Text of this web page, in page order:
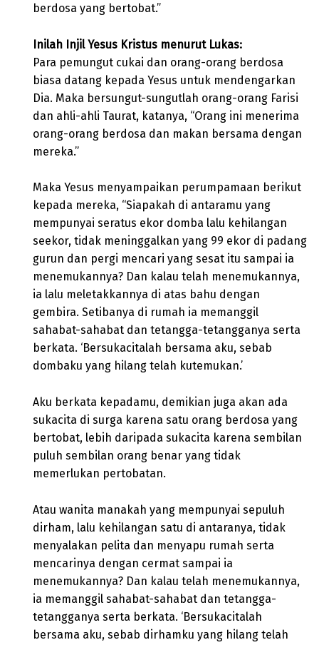
berdosa yang bertobat.”
Inilah Injil Yesus Kristus menurut Lukas:
Para pemungut cukai dan orang-orang berdosa
biasa datang kepada Yesus untuk mendengarkan
Dia. Maka bersungut-sungutlah orang-orang Farisi
dan ahli-ahli Taurat, katanya, “Orang ini menerima
orang-orang berdosa dan makan bersama dengan
mereka.”
Maka Yesus menyampaikan perumpamaan berikut
kepada mereka, “Siapakah di antaramu yang
mempunyai seratus ekor domba lalu kehilangan
seekor, tidak meninggalkan yang 99 ekor di padang
gurun dan pergi mencari yang sesat itu sampai ia
menemukannya? Dan kalau telah menemukannya,
ia lalu meletakkannya di atas bahu dengan
gembira. Setibanya di rumah ia memanggil
sahabat-sahabat dan tetangga-tetangganya serta
berkata. ‘Bersukacitalah bersama aku, sebab
dombaku yang hilang telah kutemukan.’
Aku berkata kepadamu, demikian juga akan ada
sukacita di surga karena satu orang berdosa yang
bertobat, lebih daripada sukacita karena sembilan
puluh sembilan orang benar yang tidak
memerlukan pertobatan.
Atau wanita manakah yang mempunyai sepuluh
dirham, lalu kehilangan satu di antaranya, tidak
menyalakan pelita dan menyapu rumah serta
mencarinya dengan cermat sampai ia
menemukannya? Dan kalau telah menemukannya,
ia memanggil sahabat-sahabat dan tetangga-
tetangganya serta berkata. ‘Bersukacitalah
bersama aku, sebab dirhamku yang hilang telah